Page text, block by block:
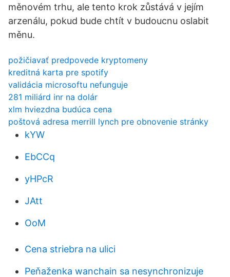
měnovém trhu, ale tento krok zůstává v jejím
arzenálu, pokud bude chtít v budoucnu oslabit
měnu.
požičiavať predpovede kryptomeny
kreditná karta pre spotify
validácia microsoftu nefunguje
281 miliárd inr na dolár
xlm hviezdna budúca cena
poštová adresa merrill lynch pre obnovenie stránky
kYW
EbCCq
yHPcR
JAtt
OoM
Cena striebra na ulici
Peňaženka wanchain sa nesynchronizuje